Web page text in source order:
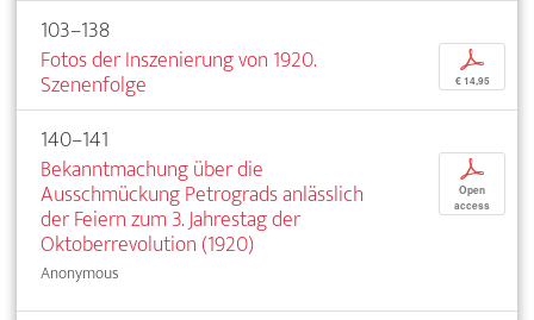
103–138
Fotos der Inszenierung von 1920.
Szenenfolge
p
€ 14,95
140–141
Bekanntmachung über die
Ausschmückung Petrograds anlässlich
der Feiern zum 3. Jahrestag der
Oktoberrevolution (1920)
Anonymous
p
Open
access